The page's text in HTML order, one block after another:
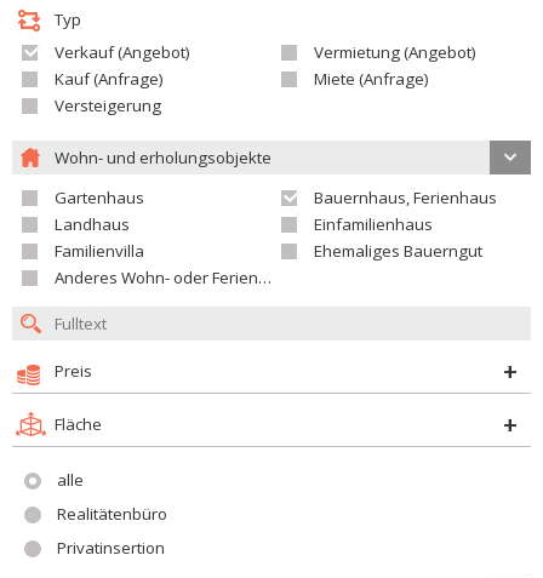
Typ
Verkauf (Angebot)
Vermietung (Angebot)
Kauf (Anfrage)
Miete (Anfrage)
Versteigerung
Wohn- und erholungsobjekte
Gartenhaus
Bauernhaus, Ferienhaus
Landhaus
Einfamilienhaus
Familienvilla
Ehemaliges Bauerngut
Anderes Wohn- oder Ferienobjekt
Preis
Fläche
alle
Realitätenbüro
Privatinsertion